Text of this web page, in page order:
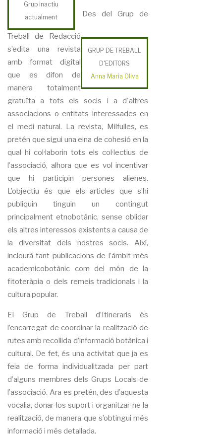
Grup inactiu
actualment
GRUP DE TREBALL
D'EDITORS
Anna Maria Oliva
Des del Grup de
Treball de Redacció
s’edita una revista
amb format digital
que es difon de
manera totalment
gratuïta a tots els socis i a d'altres
associacions o entitats interessades en
el medi natural. La revista, Milfulles, es
pretén que sigui una eina de cohesió en la
qual hi col·laborin tots els col·lectius de
l’associació, alhora que es vol incentivar
que hi participin persones alienes.
L’objectiu és que els articles que s’hi
publiquin tinguin un contingut
principalment etnobotànic, sense oblidar
els altres interessos existents a causa de
la diversitat dels nostres socis. Així,
inclourà tant publicacions de l’àmbit més
academicobotànic com del món de la
fitoteràpia o dels remeis tradicionals i la
cultura popular.
El Grup de Treball d’Itineraris és
l’encarregat de coordinar la realització de
rutes amb recollida d’informació botànica i
cultural. De fet, és una activitat que ja es
feia de forma individualitzada per part
d’alguns membres dels Grups Locals de
l’associació. Ara es pretén, des d’aquesta
vocalia, donar-los suport i organitzar-ne la
realització, de manera que s’obtingui més
informació i més detallada.